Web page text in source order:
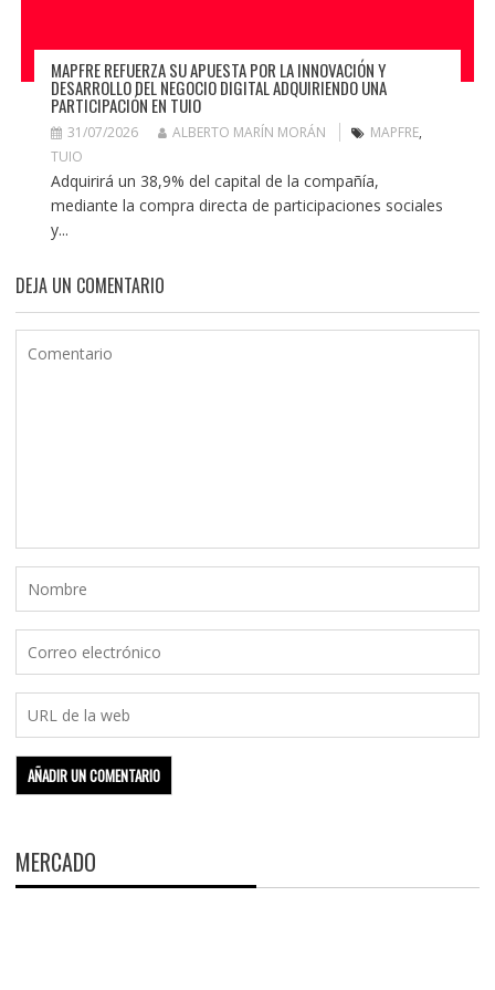
MAPFRE REFUERZA SU APUESTA POR LA INNOVACIÓN Y
DESARROLLO DEL NEGOCIO DIGITAL ADQUIRIENDO UNA
PARTICIPACIÓN EN TUIO
31/07/2026 ALBERTO MARÍN MORÁN MAPFRE,
TUIO
Adquirirá un 38,9% del capital de la compañía,
mediante la compra directa de participaciones sociales
y...
DEJA UN COMENTARIO
MERCADO